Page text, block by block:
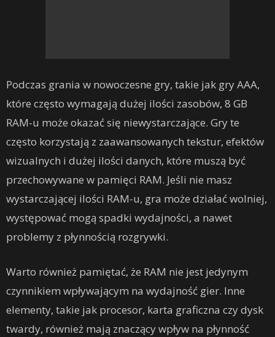
Podczas grania w nowoczesne gry, takie jak gry AAA,
które często wymagają dużej ilości zasobów, 8 GB
RAM-u może okazać się niewystarczające. Gry te
często korzystają z zaawansowanych tekstur, efektów
wizualnych i dużej ilości danych, które muszą być
przechowywane w pamięci RAM. Jeśli nie masz
wystarczającej ilości RAM-u, gra może działać wolniej,
występować mogą spadki wydajności, a nawet
problemy z płynnością rozgrywki.
Warto również pamiętać, że RAM nie jest jedynym
czynnikiem wpływającym na wydajność gier. Inne
elementy, takie jak procesor, karta graficzna czy dysk
twardy, również mają znaczący wpływ na płynność